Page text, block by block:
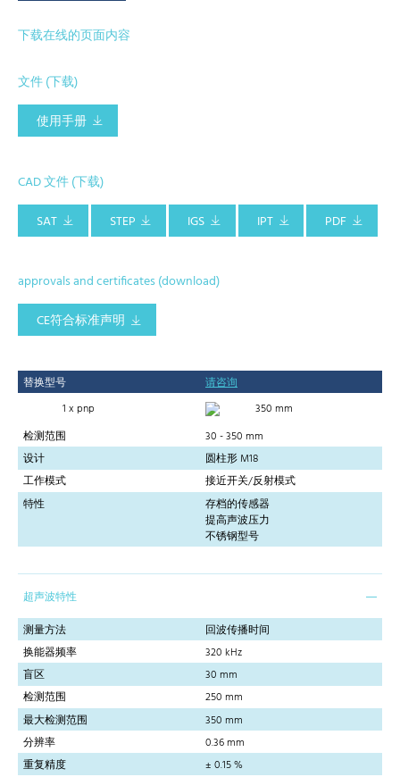
下载在线的页面内容
文件 (下载)
使用手册
CAD 文件 (下载)
SAT
STEP IGS IPT PDF
approvals and certificates (download)
CE符合标准声明
替换型号
请咨询
1 x pnp
350 mm
检测范围
30 - 350 mm
设计
圆柱形 M18
工作模式
接近开关/反射模式
特性
存档的传感器
提高声波压力
不锈钢型号
超声波特性
测量方法
回波传播时间
换能器频率
320 kHz
盲区
30 mm
检测范围
250 mm
最大检测范围
350 mm
分辨率
0.36 mm
重复精度
± 0.15 %